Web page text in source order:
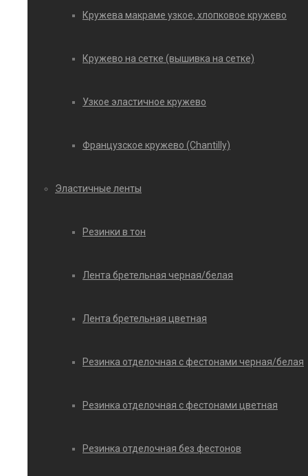
Кружева макраме узкое, хлопковое кружево
Кружево на сетке (вышивка на сетке)
Узкое эластичное кружево
Французское кружево (Chantilly)
Эластичные ленты
Резинки в тон
Лента бретельная черная/белая
Лента бретельная цветная
Резинка отделочная с фестонами черная/белая
Резинка отделочная с фестонами цветная
Резинка отделочная без фестонов